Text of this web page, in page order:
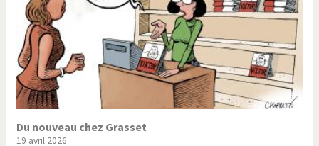
Election présidentielle US Guerre en Syrie
Hopp Deutschland Israël - Palestine
L'Amérique et les armes L'Iran tremble
La Chine et nous
La Corée du Nord: guerre ou
Du nouveau chez Grasset
19 avril 2026